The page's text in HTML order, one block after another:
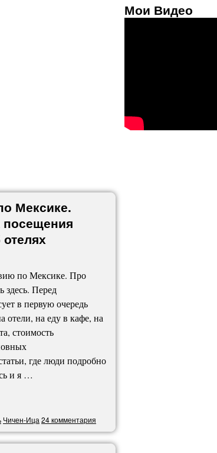
Мексике.
посещения
по Мексике. Про
здесь. Перед
в первую очередь
отели, на еду в кафе, на
стоимость
где люди подробно
и я …
Чичен-Ица 24 комментария
Мои Видео